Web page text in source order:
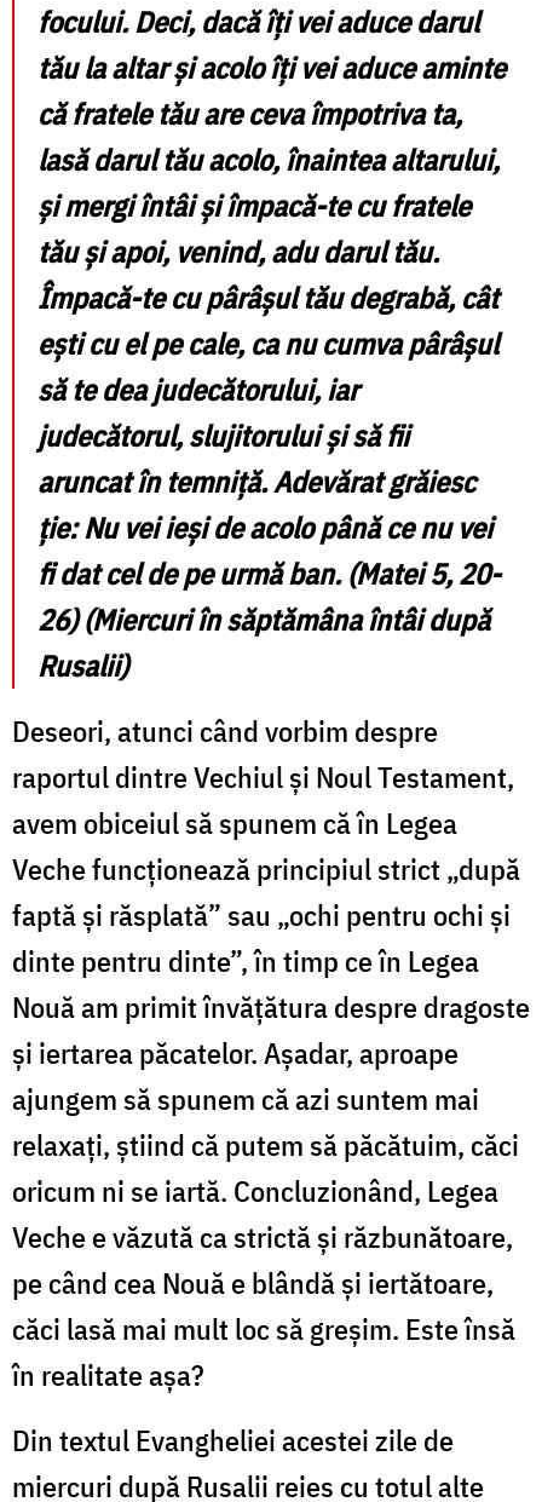
focului. Deci, dacă îți vei aduce darul
tău la altar și acolo îți vei aduce aminte
că fratele tău are ceva împotriva ta,
lasă darul tău acolo, înaintea altarului,
și mergi întâi și împacă-te cu fratele
tău și apoi, venind, adu darul tău.
Împacă-te cu pârâșul tău degrabă, cât
ești cu el pe cale, ca nu cumva pârâșul
să te dea judecătorului, iar
judecătorul, slujitorului și să fii
aruncat în temniță. Adevărat grăiesc
ție: Nu vei ieși de acolo până ce nu vei
fi dat cel de pe urmă ban. (Matei 5, 20-
26) (Miercuri în săptămâna întâi după
Rusalii)
Deseori, atunci când vorbim despre
raportul dintre Vechiul și Noul Testament,
avem obiceiul să spunem că în Legea
Veche funcționează principiul strict „după
faptă și răsplată” sau „ochi pentru ochi și
dinte pentru dinte”, în timp ce în Legea
Nouă am primit învățătura despre dragoste
și iertarea păcatelor. Așadar, aproape
ajungem să spunem că azi suntem mai
relaxați, știind că putem să păcătuim, căci
oricum ni se iartă. Concluzionând, Legea
Veche e văzută ca strictă și răzbunătoare,
pe când cea Nouă e blândă și iertătoare,
căci lasă mai mult loc să greșim. Este însă
în realitate așa?
Din textul Evangheliei acestei zile de
miercuri după Rusalii reies cu totul alte